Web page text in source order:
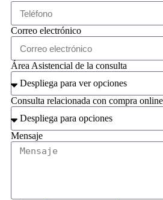
Correo electrónico
Área Asistencial de la consulta
Consulta relacionada con compra online
Mensaje